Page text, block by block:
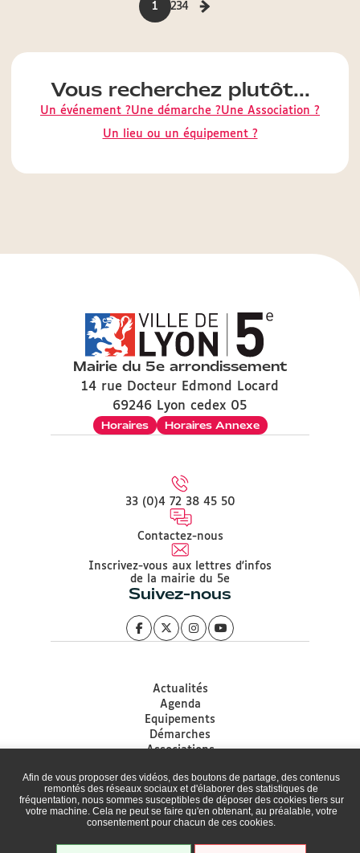
Afin de vous proposer des vidéos, des boutons de partage, des contenus
remontés des réseaux sociaux et d'élaborer des statistiques de
fréquentation, nous sommes susceptibles de déposer des cookies tiers sur
votre machine. Cela ne peut se faire qu'en obtenant, au préalable, votre
consentement pour chacun de ces cookies.
1 234
Vous recherchez plutôt...
Un événement ?Une démarche ?Une Association ?
Un lieu ou un équipement ?
Mairie du 5e arrondissement
14 rue Docteur Edmond Locard
69246 Lyon cedex 05
Horaires
Horaires Annexe
33 (0)4 72 38 45 50
Contactez-nous
Inscrivez-vous aux lettres d'infos
de la mairie du 5e
Suivez-nous
Actualités
Agenda
Equipements
Démarches
Associations
Plan du site
Mentions légales
Protection des données
Politique de gestion des Cookies
Cookies